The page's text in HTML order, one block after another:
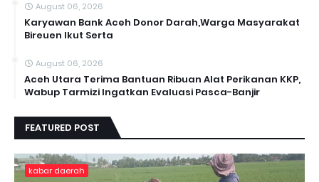
August 06, 2026
Karyawan Bank Aceh Donor Darah,Warga Masyarakat
Bireuen Ikut Serta
August 06, 2026
Aceh Utara Terima Bantuan Ribuan Alat Perikanan KKP,
Wabup Tarmizi Ingatkan Evaluasi Pasca-Banjir
FEATURED POST
kabar daerah